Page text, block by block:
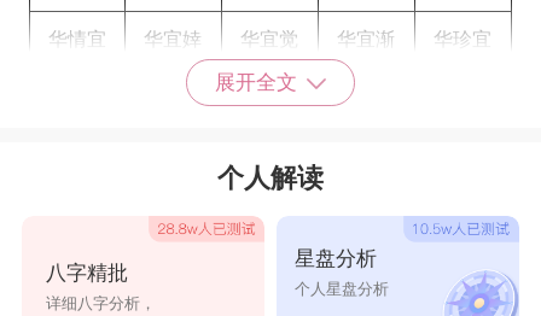
华情宜 华宜婞 华宜觉 华宜渐 华珍宜
华宜穆 华宜畅 华宜商
华叶宜 华宜芃 华香娣 华璧娅
华莎婉 华仪荷 华眉菁 华琬希
展开全文
个人解读
八字精批
详细八字分析，
星盘分析
个人星盘分析